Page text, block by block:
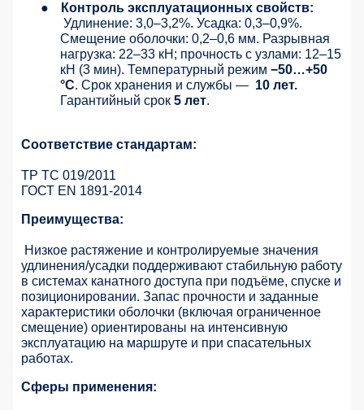
●
Контроль эксплуатационных свойств:
Удлинение: 3,0–3,2%. Усадка: 0,3–0,9%.
Смещение оболочки: 0,2–0,6 мм. Разрывная
нагрузка: 22–33 кН; прочность с узлами: 12–15
кН (3 мин). Температурный режим −50…+50
°C. Срок хранения и службы — 10 лет.
Гарантийный срок 5 лет.
Соответствие стандартам:
ТР ТС 019/2011
ГОСТ EN 1891-2014
Преимущества:
Низкое растяжение и контролируемые значения
удлинения/усадки поддерживают стабильную работу
в системах канатного доступа при подъёме, спуске и
позиционировании. Запас прочности и заданные
характеристики оболочки (включая ограниченное
смещение) ориентированы на интенсивную
эксплуатацию на маршруте и при спасательных
работах.
Сферы применения: